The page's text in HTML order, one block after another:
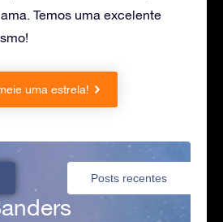
Temos uma excelente
uma estrela!
Posts recentes